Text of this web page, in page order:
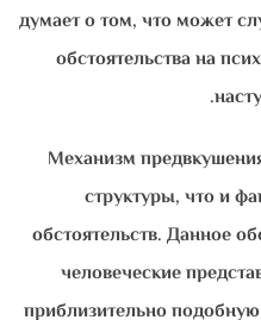
думает о том, что может
обстоятельства на
Механизм
структуры, что и
обстоятельств. Данное
человеческие
приблизительно